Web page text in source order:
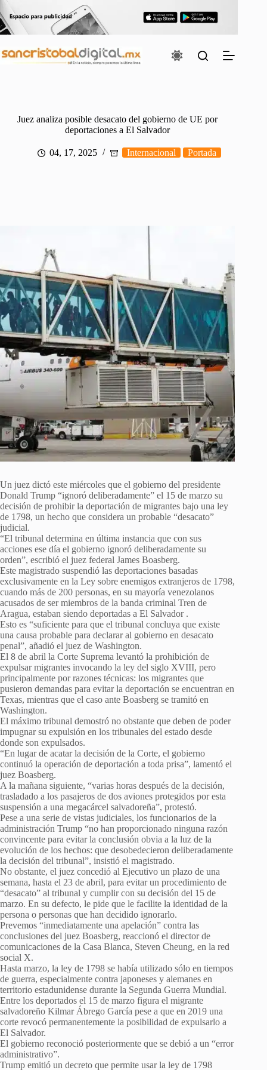
al
contenido
Juez analiza posible desacato del gobierno de UE por
deportaciones a El Salvador
04, 17, 2025 Internacional Portada
Un juez dictó este miércoles que el gobierno del presidente
Donald Trump “ignoró deliberadamente” el 15 de marzo su
decisión de prohibir la deportación de migrantes bajo una ley
de 1798, un hecho que considera un probable “desacato”
judicial.
“El tribunal determina en última instancia que con sus
acciones ese día el gobierno ignoró deliberadamente su
orden”, escribió el juez federal James Boasberg.
Este magistrado suspendió las deportaciones basadas
exclusivamente en la Ley sobre enemigos extranjeros de 1798,
cuando más de 200 personas, en su mayoría venezolanos
acusados ​​de ser miembros de la banda criminal Tren de
Aragua, estaban siendo deportadas a El Salvador.
Esto es “suficiente para que el tribunal concluya que existe
una causa probable para declarar al gobierno en desacato
penal”, añadió el juez de Washington.
El 8 de abril la Corte Suprema levantó la prohibición de
expulsar migrantes invocando la ley del siglo XVIII, pero
principalmente por razones técnicas: los migrantes que
pusieron demandas para evitar la deportación se encuentran en
Texas, mientras que el caso ante Boasberg se tramitó en
Washington.
El máximo tribunal demostró no obstante que deben de poder
impugnar su expulsión en los tribunales del estado desde
donde son expulsados.
“En lugar de acatar la decisión de la Corte, el gobierno
continuó la operación de deportación a toda prisa”, lamentó el
juez Boasberg.
A la mañana siguiente, “varias horas después de la decisión,
trasladado a los pasajeros de dos aviones protegidos por esta
suspensión a una megacárcel salvadoreña”, protestó.
Pese a una serie de vistas judiciales, los funcionarios de la
administración Trump “no han proporcionado ninguna razón
convincente para evitar la conclusión obvia a la luz de la
evolución de los hechos: que desobedecieron deliberadamente
la decisión del tribunal”, insistió el magistrado.
No obstante, el juez concedió al Ejecutivo un plazo de una
semana, hasta el 23 de abril, para evitar un procedimiento de
“desacato” al tribunal y cumplir con su decisión del 15 de
marzo. En su defecto, le pide que le facilite la identidad de la
persona o personas que han decidido ignorarlo.
Prevemos “inmediatamente una apelación” contra las
conclusiones del juez Boasberg, reaccionó el director de
comunicaciones de la Casa Blanca, Steven Cheung, en la red
social X.
Hasta marzo, la ley de 1798 se había utilizado sólo en tiempos
de guerra, especialmente contra japoneses y alemanes en
territorio estadunidense durante la Segunda Guerra Mundial.
Entre los deportados el 15 de marzo figura el migrante
salvadoreño Kilmar Ábrego García pese a que en 2019 una
corte revocó permanentemente la posibilidad de expulsarlo a
El Salvador.
El gobierno reconoció posteriormente que se debió a un “error
administrativo”.
Trump emitió un decreto que permite usar la ley de 1798